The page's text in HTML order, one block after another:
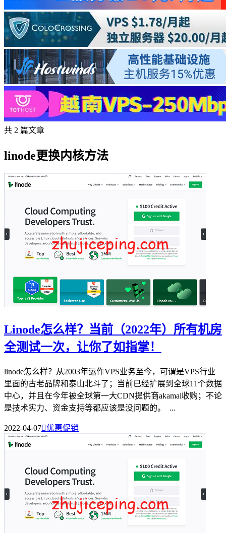
共 2 篇文章
linode更换内核方法
Linode怎么样？当前（2022年）所有机房
全测试一次，让你了如指掌！
linode怎么样？从2003年运作VPS业务至今，可谓是VPS行业
里面的古老品牌和泰山北斗了；当前已经扩展到全球11个数据
中心，并且在今年被全球第一大CDN提供商akamai收购；不论
是技术实力、资金支持等都应该是没问题的。 ...
2022-04-07优惠促销